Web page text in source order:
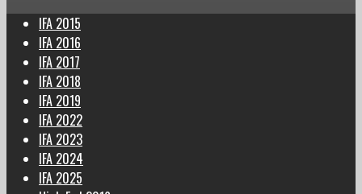
IFA 2015
IFA 2016
IFA 2017
IFA 2018
IFA 2019
IFA 2022
IFA 2023
IFA 2024
IFA 2025